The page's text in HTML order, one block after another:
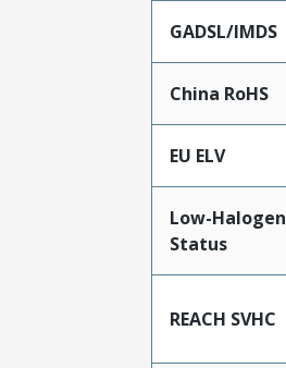
GADSL/IMDS
China RoHS
EU ELV
Low-Halogen
Status
REACH SVHC